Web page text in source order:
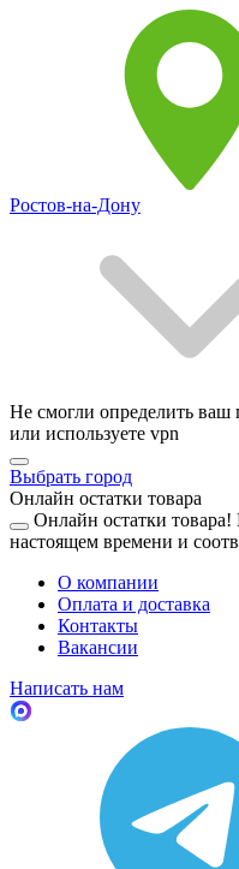
Ростов-на-Дону
Не смогли определить
или используете vpn
Выбрать город
Онлайн остатки товара
Онлайн остатки товара!
настоящем времени и
О компании
Оплата и доставка
Контакты
Вакансии
Написать нам